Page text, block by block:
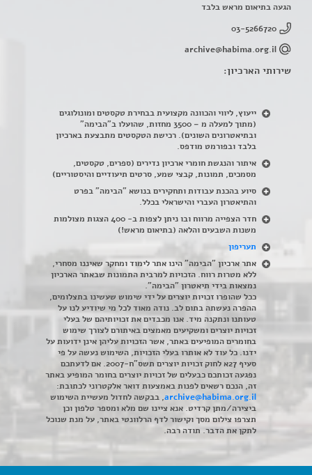
הגעה בתיאום מראש בלבד
03-5266720
archive@habima.org.il
שירותי הארכיון:
ייעוץ, ליווי והכוונה מקצועית בבחירת טקסטים ומונולוגים
(מתוך למעלה מ – 3500 מחזות, שהועלו ב"הבימה"
ובתיאטרונים השונים). רכישת הטקסטים מתבצעת בארכיון
בלבד ובפורמט מודפס.
איתור והנגשת חומרי ארכיון נדירים (ספרים, טקסטים,
מסמכים, תמונות, קבצי שמע, סרטים תיעודיים והיסטוריים)
סיוע בהכנת עבודות ותחקירים בנושא "הבימה" בפרט
והתיאטרון העברי והישראלי בכלל.
חדר הצפייה מרווח ובו ניתן לצפות ב- 400 הצגות מצולמות
משנות השבעים והלאה (בתיאום מראש!)
תעריפון
אתר ארכיון "הבימה" הינו אתר לימוד ומחקר שאיננו מסחרי,
ללא מטרות רווח. הזכויות למרבית התמונות שבאתר הארכיון
נמצאות בידי תיאטרון "הבימה".
ככל שהופרו זכויות יוצרים על ידי שימוש שעשינו בתצלומים,
ההפרה נעשתה בתום לב. נודה מאוד לכל מי שיודיע לנו על
טעותנו ונתקנה מיד. אנו מכבדים את זכויותיהם של בעלי
זכויות יוצרים ומשקיעים מאמצים באיתורם לצורך שימוש
בחומרים המופיעים באתר, אשר הזכויות עליהן אינן ידועות על
ידנו. כל עוד לא אותרו בעלי הזכויות, השימוש נעשה על פי
סעיף 27א לחוק זכויות יוצרים תשס"ח-2007. אם לדעתכם
נפגעה זכותכם כבעלים של זכויות יוצרים בחומר המופיע באתר
זה, הנכם רשאים לפנות באמצעות דואר אלקטרוני לכתובת:
archive@habima.org.il, בבקשה לחדול מעשיית השימוש
ביצירה/מתן קרדיט. אנא ציינו שם מלא ומספר טלפון וכן
תצרפו צילום מסך וקישור לדף הרלוונטי באתר, על מנת שנוכל
לתקן את הדבר. תודה רבה.